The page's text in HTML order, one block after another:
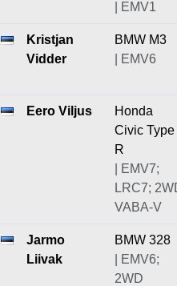
| EMV1
Kristjan
Vidder
BMW M3
| EMV6
Eero Viljus
Honda
Civic Type
R
| EMV7;
LRC7;
VABA-V
Jarmo
Liivak
BMW 328
| EMV6;
2WD